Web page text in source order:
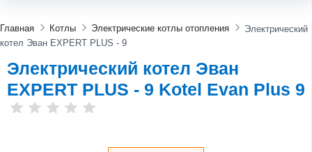
Главная Котлы Электрические котлы отопления
Электрический
котел Эван EXPERT PLUS - 9
Электрический котел Эван
EXPERT PLUS - 9 Kotel Evan Plus 9